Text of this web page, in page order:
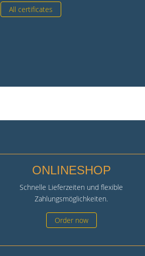
All certificates
ONLINESHOP
Schnelle Lieferzeiten und flexible
Zahlungsmöglichkeiten.
Order now